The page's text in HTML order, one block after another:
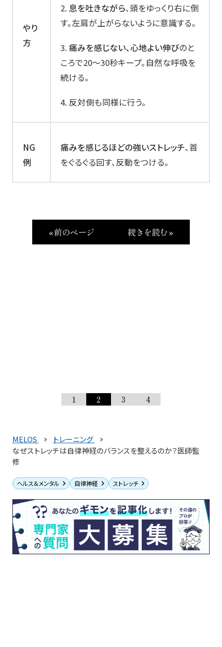
やり
方
2. 息を吐きながら、頭をゆっくり右に倒
す。左肩が上がらないように意識する。
3. 痛みを感じない、心地よい伸びのと
ころで20～30秒キープ。自然な呼吸を
続ける。
4. 反対側も同様に行う。
NG
例
痛みを感じるほどの強いストレッチ、首
をぐるぐる回す、反動をつける。
« 前のページ 続きを読む »
1 2 3 4
MELOS
トレーニング
なぜストレッチは自律神経のバランスを整えるのか？医師監
修
ヘルス＆メンタル 自律神経 ストレッチ